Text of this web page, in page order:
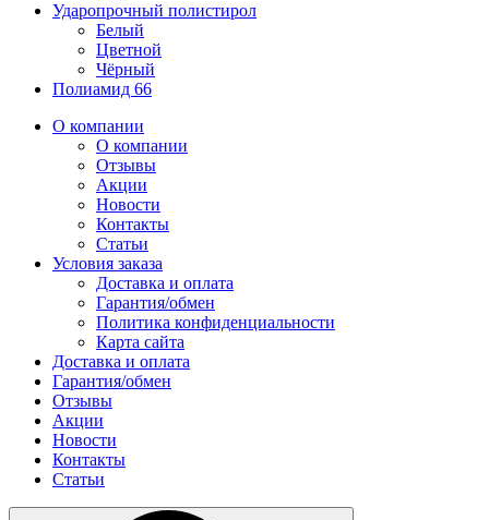
Ударопрочный полистирол
Белый
Цветной
Чёрный
Полиамид 66
О компании
О компании
Отзывы
Акции
Новости
Контакты
Статьи
Условия заказа
Доставка и оплата
Гарантия/обмен
Политика конфиденциальности
Карта сайта
Доставка и оплата
Гарантия/обмен
Отзывы
Акции
Новости
Контакты
Статьи